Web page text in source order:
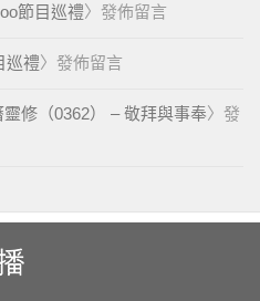
節目巡禮〉發佈留言
巡禮〉發佈留言
修（0362） – 敬拜與事奉〉發